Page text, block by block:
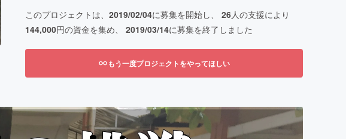
このプロジェクトは、 2019/02/04に募集を開始し、 26人の支援により
144,000円の資金を集め、 2019/03/14に募集を終了しました
もう一度プロジェクトをやってほしい